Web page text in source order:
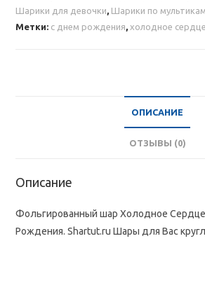
Сердце
С
Шарики для девочки, Шарики по мультикам
Метки: с днем рождения,холодное сердце
ОПИСАНИЕ
ОТЗЫВЫ (0)
Описание
Фольгированный шар Холодное
Рождения. Shartut.ru Шары для Вас